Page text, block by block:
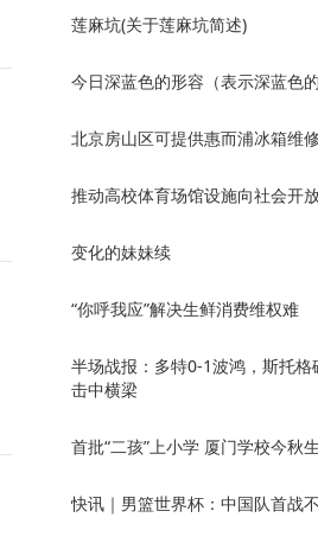
莲麻坑(关于莲麻坑简述)
今日深蓝色的形容（表示深蓝色的
北京房山区可提供惠而浦冰箱维
推动高校体育场馆设施向社会开
变化的妹妹续
“你呼我应”解决生鲜消费维权难
半场战报：多特0-1波鸿，斯托格
击中横梁
首批“二孩”上小学 厦门学校今秋
快讯｜男篮世界杯：中国队首战